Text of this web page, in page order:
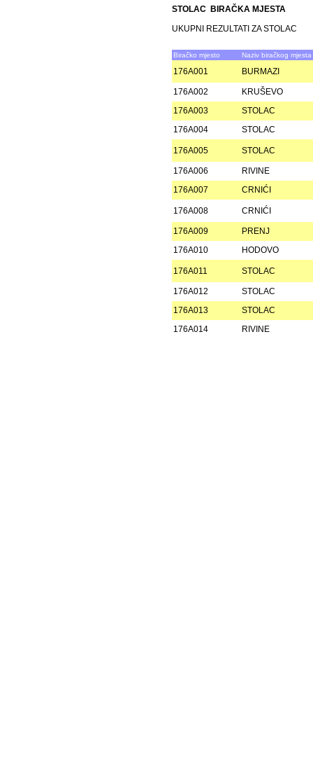
STOLAC BIRAČKA MJESTA
UKUPNI REZULTATI ZA STOLAC
Biračko mjesto Naziv biračkog mjesta
176A001 BURMAZI
176A002
KRUŠEVO
176A003
STOLAC
176A004
STOLAC
176A005 STOLAC
176A006
RIVINE
176A007
CRNIĆI
176A008 CRNIĆI
176A009
PRENJ
176A010
HODOVO
176A011 STOLAC
176A012
STOLAC
176A013
STOLAC
176A014
RIVINE